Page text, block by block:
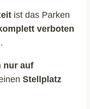
ist das Parken
verboten
nur auf
Stellplatz